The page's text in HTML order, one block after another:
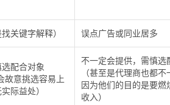
关键字解释） 误点广告或同业居多
配合对象
故意挑选容易上
际益处）
不一定会提供，需慎选
（甚至是代理商也都不
因为他们的目的是要燃
收入）